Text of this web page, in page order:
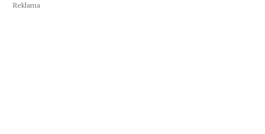
Reklama